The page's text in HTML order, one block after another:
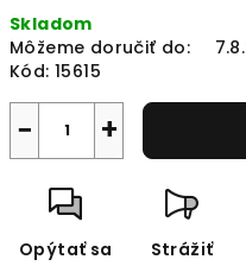
cena:
Skladom
Môžeme doručiť do:
Kód: 15615
+
−
Opýtať sa Strážiť